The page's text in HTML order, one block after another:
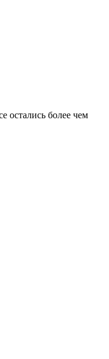
остались более чем